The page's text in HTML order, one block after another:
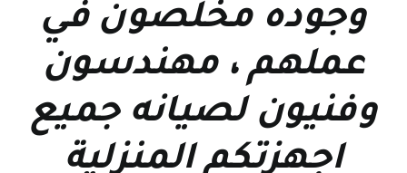
وجوده مخلصون في
عملهم ، مهندسون
وفنيون لصيانه جميع
اجهزتكم المنزلية